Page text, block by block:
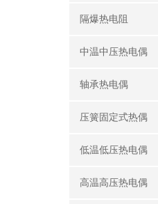
隔爆热电阻
中温中压热电偶
轴承热电偶
压簧固定式热偶
低温低压热电偶
高温高压热电偶